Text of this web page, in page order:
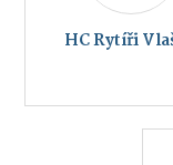
HC Rytíři